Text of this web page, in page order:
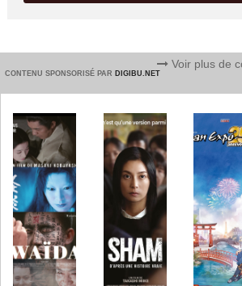
CONTENU SPONSORISÉ PAR DIGIBU.NET
Voir plus de